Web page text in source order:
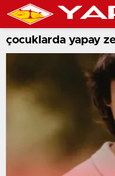
çocuklarda yapay